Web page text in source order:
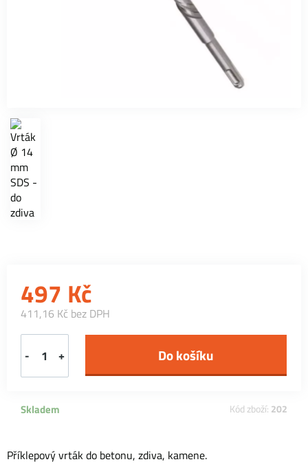
497 Kč
411,16 Kč bez DPH
- +
Skladem Kód zboží: 202
Příklepový vrták do betonu, zdiva, kamene.